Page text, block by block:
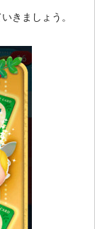
きましょう。